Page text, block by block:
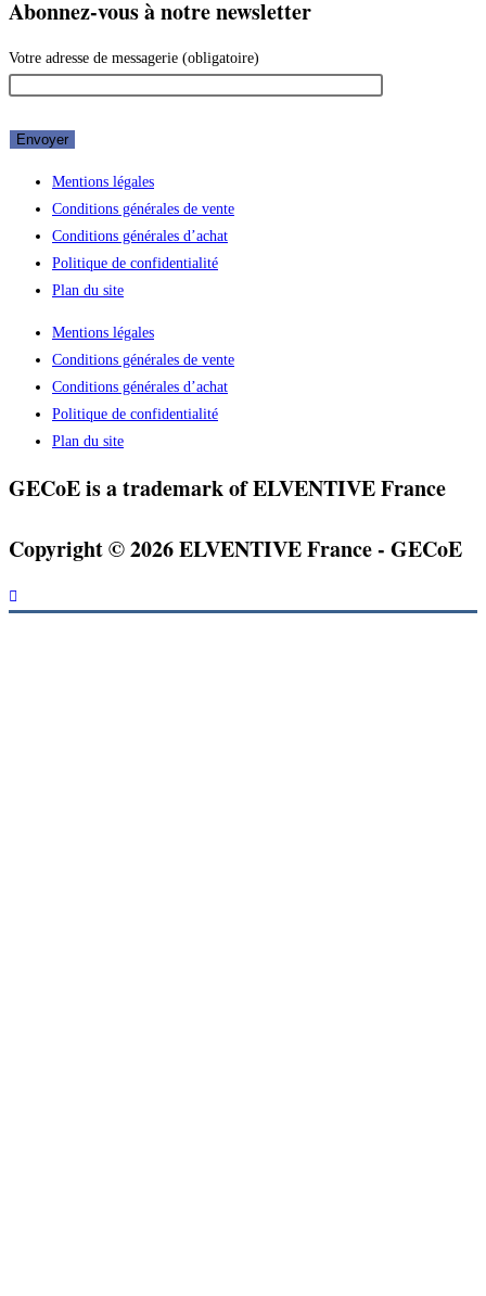
Abonnez-vous à notre newsletter
Votre adresse de messagerie (obligatoire)
Mentions légales
Conditions générales de vente
Conditions générales d’achat
Politique de confidentialité
Plan du site
Mentions légales
Conditions générales de vente
Conditions générales d’achat
Politique de confidentialité
Plan du site
GECoE is a trademark of ELVENTIVE France
Copyright © 2026 ELVENTIVE France - GECoE